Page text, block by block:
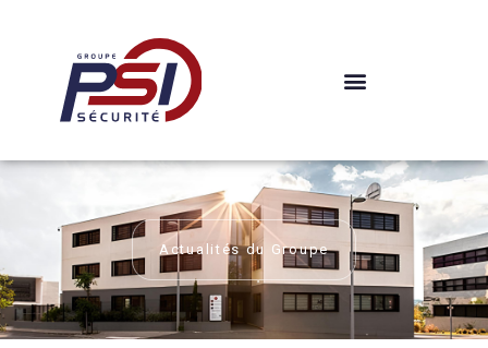
contenu
Actualités du Groupe